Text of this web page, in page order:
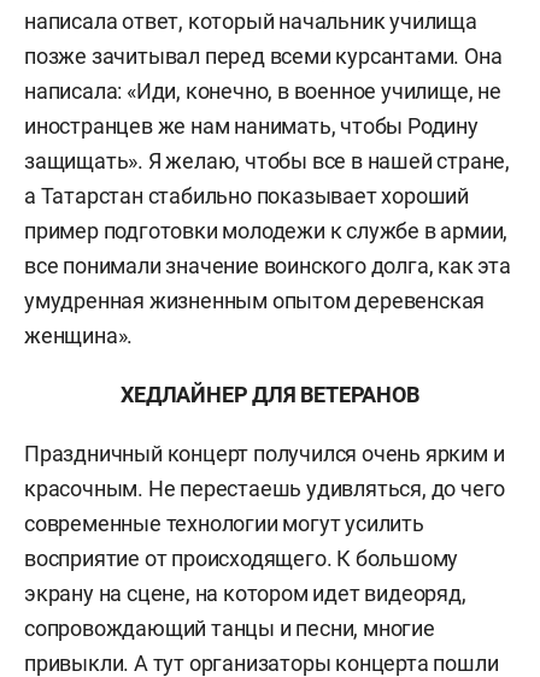
написала ответ, который начальник училища
позже зачитывал перед всеми курсантами. Она
написала: «Иди, конечно, в военное училище, не
иностранцев же нам нанимать, чтобы Родину
защищать». Я желаю, чтобы все в нашей стране,
а Татарстан стабильно показывает хороший
пример подготовки молодежи к службе в армии,
все понимали значение воинского долга, как эта
умудренная жизненным опытом деревенская
женщина».
ХЕДЛАЙНЕР ДЛЯ ВЕТЕРАНОВ
Праздничный концерт получился очень ярким и
красочным. Не перестаешь удивляться, до чего
современные технологии могут усилить
восприятие от происходящего. К большому
экрану на сцене, на котором идет видеоряд,
сопровождающий танцы и песни, многие
привыкли. А тут организаторы концерта пошли